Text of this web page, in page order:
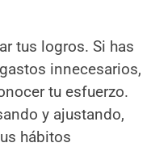
tus logros. Si has
innecesarios,
tu esfuerzo.
y ajustando,
hábitos